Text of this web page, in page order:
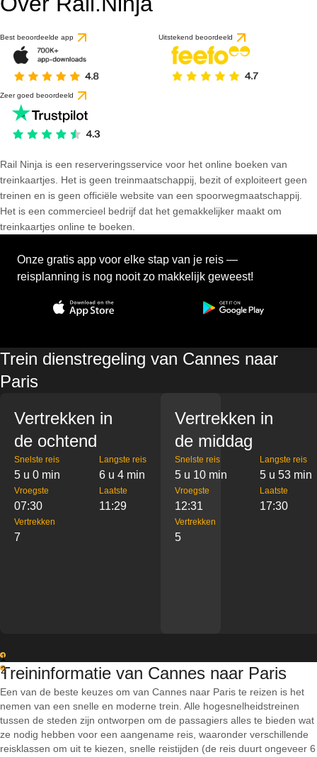
Best beoordeelde app Uitstekend beoordeeld
Zeer goed beoordeeld
Rail Ninja is een reserveringsservice voor het online boeken van
treinkaartjes. Het is geen treinmaatschappij, bezit of exploiteert geen
treinen en is geen officiële website van een spoorwegmaatschappij.
Het is een commercieel bedrijf dat het gemakkelijker maakt om
treinkaartjes online te boeken.
Onze gratis app voor elke stap van je reis —
reisplanning is nog nooit zo makkelijk geweest!
Trein dienstregeling van Cannes naar
Paris
Vertrekken in
de ochtend
Snelste reis
5 u 0 min
Langste reis
6 u 4 min
Vroegste
07:30
Laatste
11:29
Vertrekken
7
Vertrekken in
de middag
Snelste reis
5 u 10 min
Langste reis
5 u 53 min
Vroegste
12:31
Laatste
17:30
Vertrekken
5
1
2
Treininformatie van Cannes naar Paris
Een van de beste keuzes om van Cannes naar Paris te reizen is het
nemen van een snelle en moderne trein. Alle hogesnelheidstreinen
tussen de steden zijn ontworpen om de passagiers alles te bieden wat
ze nodig hebben voor een aangename reis, waaronder verschillende
reisklassen om uit te kiezen, snelle reistijden (de reis duurt ongeveer 6
gebaseerd op 1